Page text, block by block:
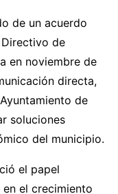
de un acuerdo
de
en noviembre de
directa,
de
soluciones
del municipio.
el papel
el crecimiento